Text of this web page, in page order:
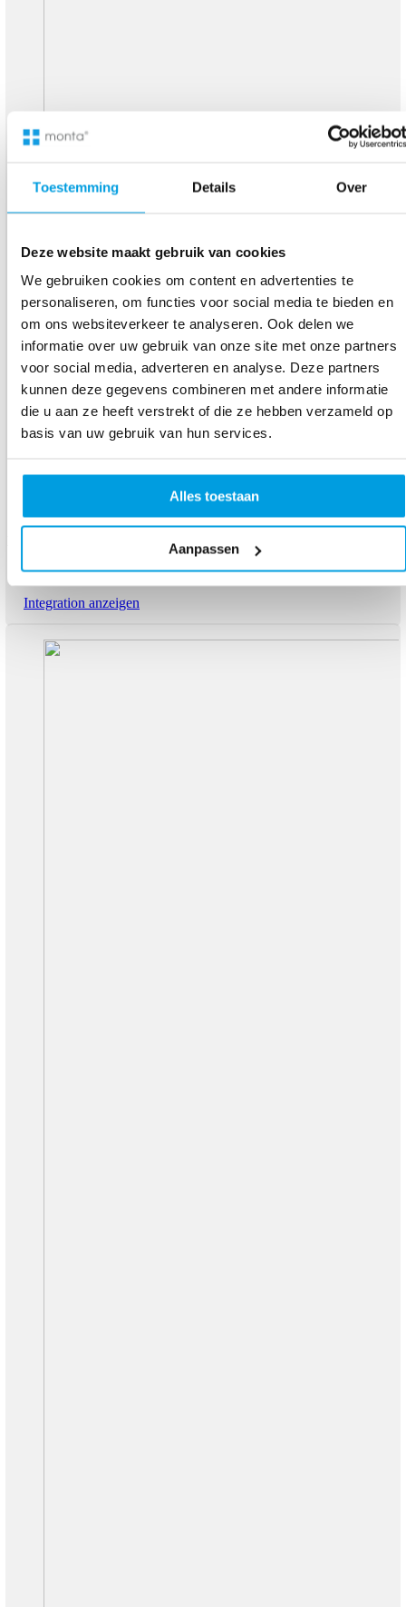
Toestemming Details Over
Deze website maakt gebruik van cookies
We gebruiken cookies om content en advertenties te
personaliseren, om functies voor social media te bieden en
om ons websiteverkeer te analyseren. Ook delen we
informatie over uw gebruik van onze site met onze partners
voor social media, adverteren en analyse. Deze partners
kunnen deze gegevens combineren met andere informatie
die u aan ze heeft verstrekt of die ze hebben verzameld op
basis van uw gebruik van hun services.
Alles toestaan
Aanpassen
Spediteur
Integration anzeigen